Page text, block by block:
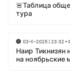
🚨Таблица
тура
03-11-2025 | 23:32 •
Наир Тикнизян
на ноябрьские